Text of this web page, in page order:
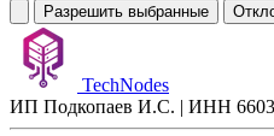
Разрешить выбранные
TechNodes
ИП Подкопаев И.С. | ИНН